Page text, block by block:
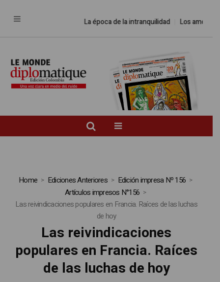
La época de la intranquilidad Los amos
Home Ediciones Anteriores
Edición impresa Nº 156
Artículos impresos N°156
Las reivindicaciones populares en Francia. Raíces de las luchas
de hoy
Las reivindicaciones
populares en Francia. Raíces
de las luchas de hoy